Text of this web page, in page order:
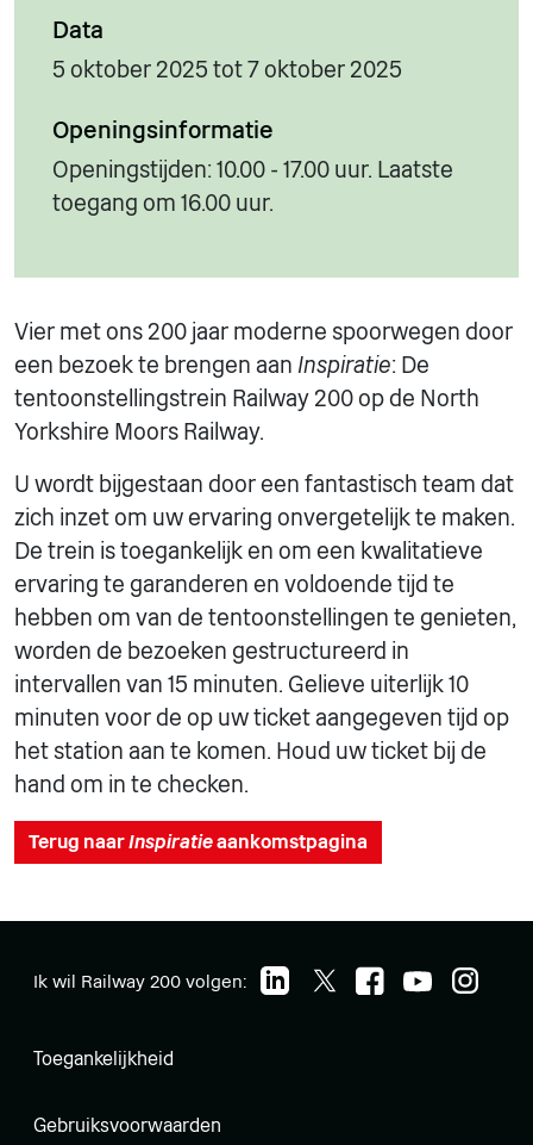
Data
5 oktober 2025 tot 7 oktober 2025
Openingsinformatie
Openingstijden: 10.00 - 17.00 uur. Laatste
toegang om 16.00 uur.
Vier met ons 200 jaar moderne spoorwegen door
een bezoek te brengen aan Inspiratie: De
tentoonstellingstrein Railway 200 op de North
Yorkshire Moors Railway.
U wordt bijgestaan door een fantastisch team dat
zich inzet om uw ervaring onvergetelijk te maken.
De trein is toegankelijk en om een kwalitatieve
ervaring te garanderen en voldoende tijd te
hebben om van de tentoonstellingen te genieten,
worden de bezoeken gestructureerd in
intervallen van 15 minuten. Gelieve uiterlijk 10
minuten voor de op uw ticket aangegeven tijd op
het station aan te komen. Houd uw ticket bij de
hand om in te checken.
Terug naarInspiratieaankomstpagina
Ik wil Railway 200 volgen:
Toegankelijkheid
Gebruiksvoorwaarden